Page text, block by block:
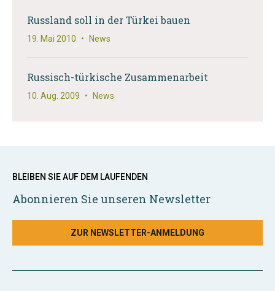
Russland soll in der Türkei bauen
19. Mai 2010 • News
Russisch-türkische Zusammenarbeit
10. Aug. 2009 • News
BLEIBEN SIE AUF DEM LAUFENDEN
Abonnieren Sie unseren Newsletter
ZUR NEWSLETTER-ANMELDUNG